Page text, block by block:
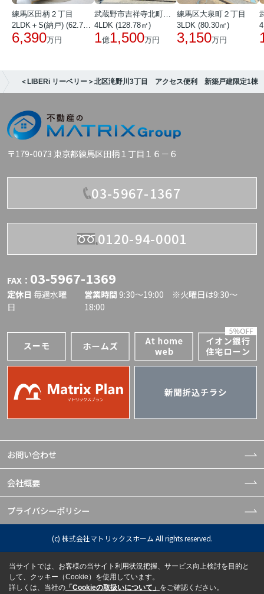
練馬区田柄２丁目
6,390万円
4LDK (128.78㎡)
1億1,500万円
練馬区大泉町２丁目
3LDK (80.30㎡)
3,150万円
＜LIBERi リーベリー＞北区滝野川3丁目 アクセス便利 新築戸建限定1棟
〒179-0073 東京都練馬区田柄１丁目１６－６
03-5967-1367
0120-94-0001
FAX： 03-5967-1369
定休日 毎週水曜
日
営業時間 9:30〜19:00 ※火曜日は9:30～
18:00
お問い合わせ
会社概要
プライバシーポリシー
(c) 株式会社マトリックスホーム All rights reserved.
当サイトでは、お客様の当サイト利用状況把握、サービス向上検討を目的と
して、クッキー（Cookie）を使用しています。
詳しくは、当社の 「Cookieの取扱いについて」 をご確認ください。